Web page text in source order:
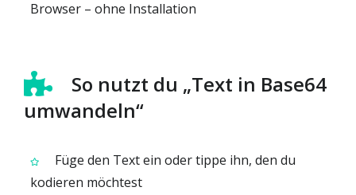
Browser – ohne Installation
So nutzt du „Text in Base64
umwandeln“
Füge den Text ein oder tippe ihn, den du
kodieren möchtest